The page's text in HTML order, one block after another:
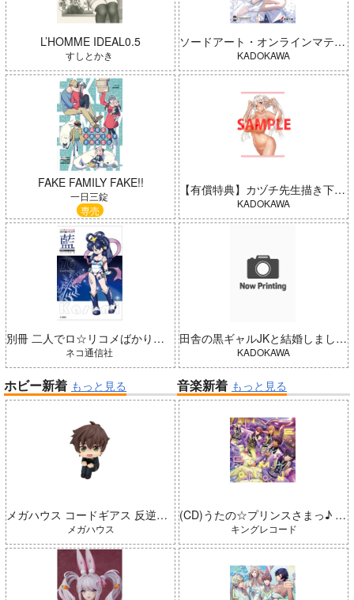
「ポケモン feat. 初音ミク VO
LTAGE Live！」Blu-ray特装 アイドルマスター ミリオンラ
Summer Challenger/水瀬いの
り
「魔法少女リリカルなのは EX
CEEDS Gun Blaze Vengeanc
e」オープニングテーマ CRIM
SON BULLET/水樹奈々
L’HOMME IDEAL0.5
すしとかき
FAKE FAMILY FAKE!!
一日三錠
専売
別冊 二人でロ☆リコメばかり描いていた 藍（五藤加純イラストCollection）
ネコ通信社
ソードアート・オンラインマテリアル シュガーリィ・デイズ 001
KADOKAWA
【有償特典】カヅチ先生描き下ろしB2タペストリー（田舎の黒ギャルJKと結婚しました 4）
KADOKAWA
田舎の黒ギャルJKと結婚しました 4
KADOKAWA
ホビー新着 もっと見る
メガハウス コードギアス 反逆のルルーシュ るかっぷ 枢木スザク 完成品
メガハウス
音楽新着 もっと見る
(CD)うたの☆プリンスさまっ♪ LIVE EMOTION 2nd Anniversary CD レン・翔・セシル・嶺二・綺羅
キングレコード